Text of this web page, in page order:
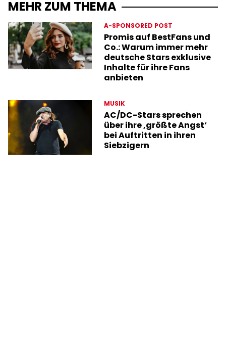
MEHR ZUM THEMA
A-SPONSORED POST
Promis auf BestFans und
Co.: Warum immer mehr
deutsche Stars exklusive
Inhalte für ihre Fans
anbieten
MUSIK
AC/DC-Stars sprechen
über ihre ‚größte Angst‘
bei Auftritten in ihren
Siebzigern